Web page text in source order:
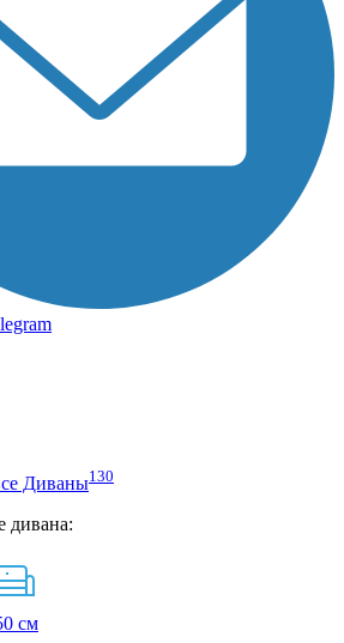
Диваны130
дивана:
см